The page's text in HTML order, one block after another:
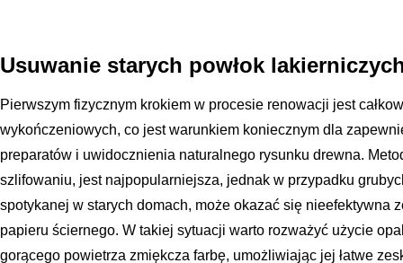
Usuwanie starych powłok
Pierwszym fizycznym krokiem w procesie renowacji jest
wykończeniowych, co jest warunkiem koniecznym dla
preparatów i uwidocznienia naturalnego rysunku drewna.
szlifowaniu, jest najpopularniejsza, jednak w przypadku
spotykanej w starych domach, może okazać się nieefektywna
papieru ściernego. W takiej sytuacji warto rozważyć użycie
gorącego powietrza zmiękcza farbę, umożliwiając jej łatwe